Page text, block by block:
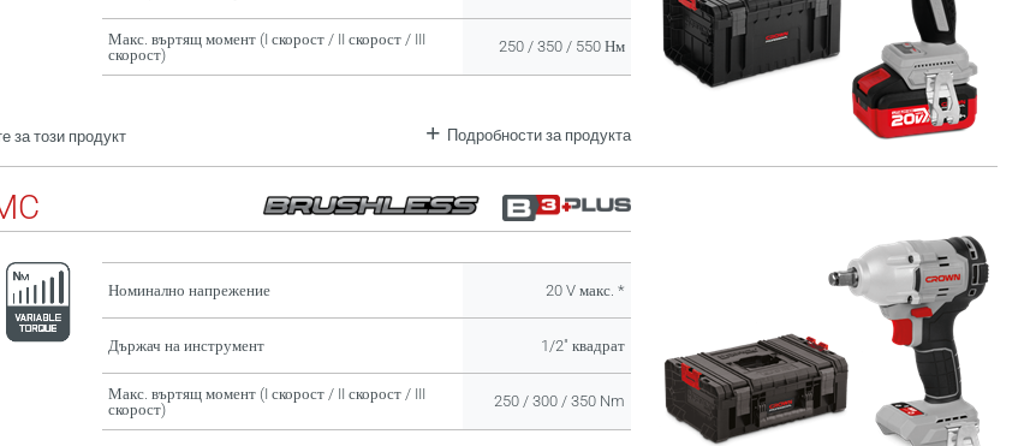
Макс. въртящ момент (I скорост / II скорост / III
скорост)
250 / 350 / 550 Нм
за този продукт Подробности за продукта
Номинално напрежение 20 V макс. *
Държач на инструмент 1/2" квадрат
Макс. въртящ момент (I скорост / II скорост / III
скорост)
250 / 300 / 350 Nm